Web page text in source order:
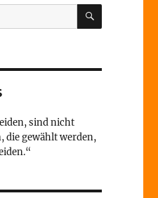
SUCHEN
sind nicht
die gewählt werden,